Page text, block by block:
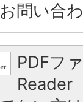
問い合
PDFフ
Reader